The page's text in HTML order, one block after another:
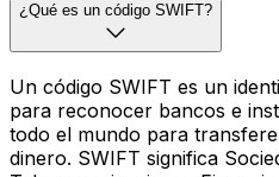
¿Qué es un código SWIFT?
Un código SWIFT es un
para reconocer bancos e
todo el mundo para
dinero. SWIFT significa